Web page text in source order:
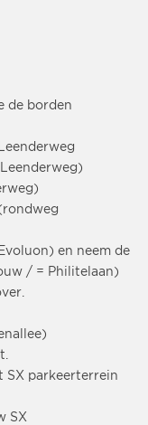
de borden
en neem de
/ = Philitelaan)
SX parkeerterrein
SX